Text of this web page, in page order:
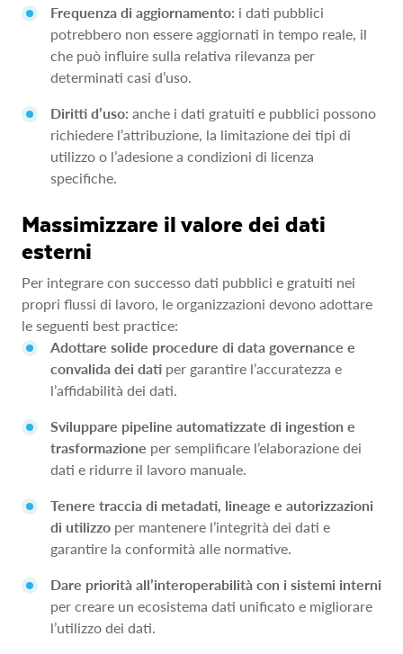
Frequenza di aggiornamento: i dati pubblici
potrebbero non essere aggiornati in tempo reale, il
che può influire sulla relativa rilevanza per
determinati casi d’uso.
Diritti d’uso: anche i dati gratuiti e pubblici possono
richiedere l’attribuzione, la limitazione dei tipi di
utilizzo o l’adesione a condizioni di licenza
specifiche.
Massimizzare il valore dei dati
esterni
Per integrare con successo dati pubblici e gratuiti nei
propri flussi di lavoro, le organizzazioni devono adottare
le seguenti best practice:
Adottare solide procedure di data governance e
convalida dei dati per garantire l’accuratezza e
l’affidabilità dei dati.
Sviluppare pipeline automatizzate di ingestion e
trasformazione per semplificare l’elaborazione dei
dati e ridurre il lavoro manuale.
Tenere traccia di metadati, lineage e autorizzazioni
di utilizzo per mantenere l’integrità dei dati e
garantire la conformità alle normative.
Dare priorità all’interoperabilità con i sistemi interni
per creare un ecosistema dati unificato e migliorare
l’utilizzo dei dati.